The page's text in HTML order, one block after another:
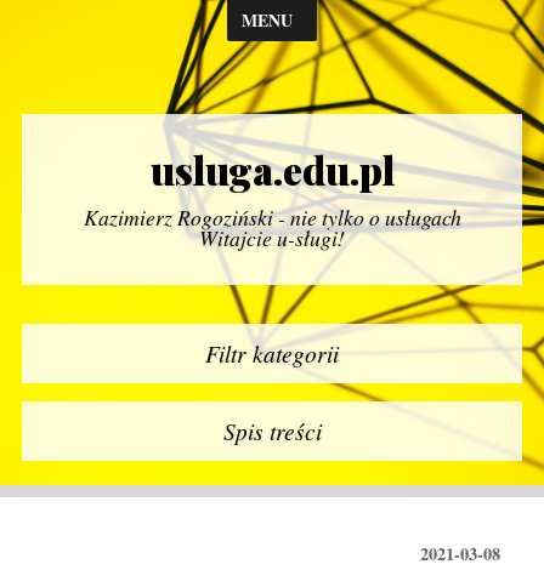
MENU
usluga.edu.pl
Kazimierz Rogoziński - nie tylko o usługach
Witajcie u-sługi!
Filtr kategorii
Spis treści
2021-03-08